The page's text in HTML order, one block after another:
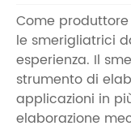
Come
le smerigliatrici
esperienza. Il
strumento di
applicazioni in
elaborazione